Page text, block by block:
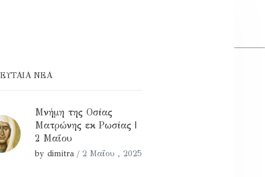
ΝΕΑ
Μνήμη της Οσίας
Ματρώνης εκ Ρωσίας |
2 Μαΐου
by dimitra / 2 Μαΐου , 2025